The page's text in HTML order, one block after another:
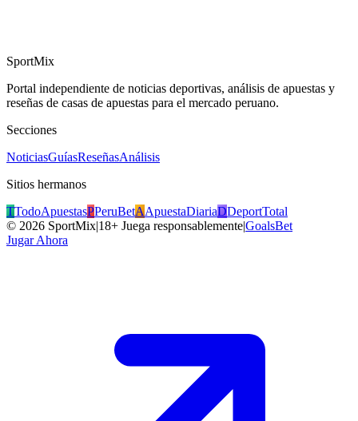
SportMix
Portal independiente de noticias deportivas, análisis de apuestas y
reseñas de casas de apuestas para el mercado peruano.
Secciones
NoticiasGuíasReseñasAnálisis
Sitios hermanos
TTodoApuestasPPeruBetAApuestaDiariaDDeportTotal
© 2026 SportMix|18+ Juega responsablemente|GoalsBet
Jugar Ahora